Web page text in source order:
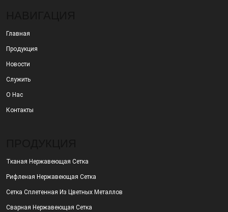
Главная
Продукция
Новости
Служить
О Нас
Контакты
Тканая Нержавеющая Сетка
Рифленая Нержавеющая Сетка
Сетка Сплетенная Из Цветных Металлов
Сварная Нержавеющая Сетка